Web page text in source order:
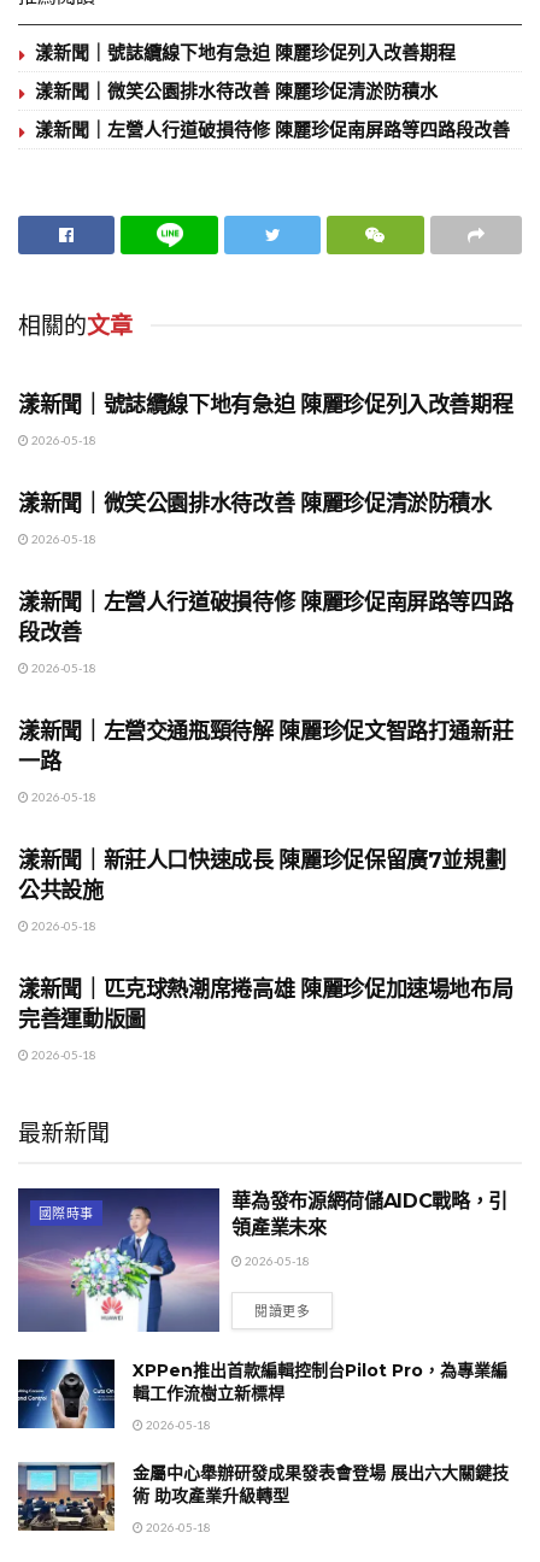
漾新聞｜號誌纜線下地有急迫 陳麗珍促列入改善期程
漾新聞｜微笑公園排水待改善 陳麗珍促清淤防積水
漾新聞｜左營人行道破損待修 陳麗珍促南屏路等四路段改善
相關的文章
漾新聞｜號誌纜線下地有急迫 陳麗珍促列入改善期程
2026-05-18
漾新聞｜微笑公園排水待改善 陳麗珍促清淤防積水
2026-05-18
漾新聞｜左營人行道破損待修 陳麗珍促南屏路等四路
段改善
2026-05-18
漾新聞｜左營交通瓶頸待解 陳麗珍促文智路打通新莊
一路
2026-05-18
漾新聞｜新莊人口快速成長 陳麗珍促保留廣7並規劃
公共設施
2026-05-18
漾新聞｜匹克球熱潮席捲高雄 陳麗珍促加速場地布局
完善運動版圖
2026-05-18
最新新聞
國際時事
華為發布源網荷儲AIDC戰略，引
領產業未來
2026-05-18
閱讀更多
XPPen推出首款編輯控制台Pilot Pro，為專業編
輯工作流樹立新標桿
2026-05-18
金屬中心舉辦研發成果發表會登場 展出六大關鍵技
術 助攻產業升級轉型
2026-05-18